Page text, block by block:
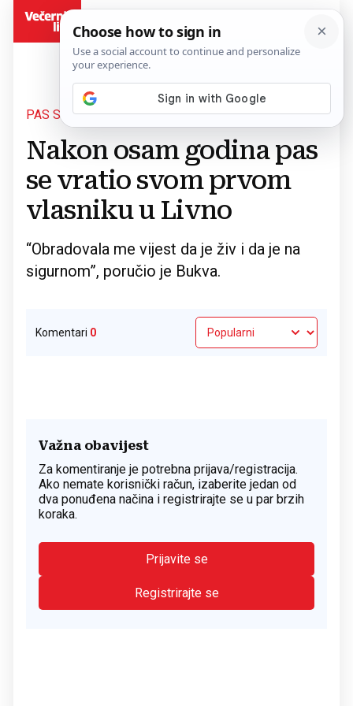
PAS SIMBA Povratak na članak
Nakon osam godina pas
se vratio svom prvom
vlasniku u Livno
“Obradovala me vijest da je živ i da je na
sigurnom”, poručio je Bukva.
Komentari 0
Važna obavijest
Za komentiranje je potrebna prijava/registracija.
Ako nemate korisnički račun, izaberite jedan od
dva ponuđena načina i registrirajte se u par brzih
koraka.
Prijavite se
Registrirajte se